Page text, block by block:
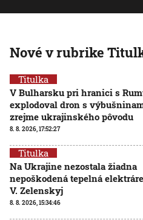
Nové v rubrike
Titulka
V Bulharsku pri hranici s
explodoval dron s
zrejme ukrajinského pôvodu
8. 8. 2026, 17:52:27
Titulka
Na Ukrajine nezostala žiadna
nepoškodená tepelná
V. Zelenskyj
8. 8. 2026, 15:34:46